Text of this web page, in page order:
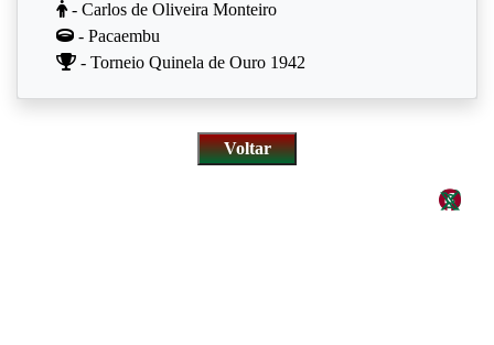
- Carlos de Oliveira Monteiro
- Pacaembu
- Torneio Quinela de Ouro 1942